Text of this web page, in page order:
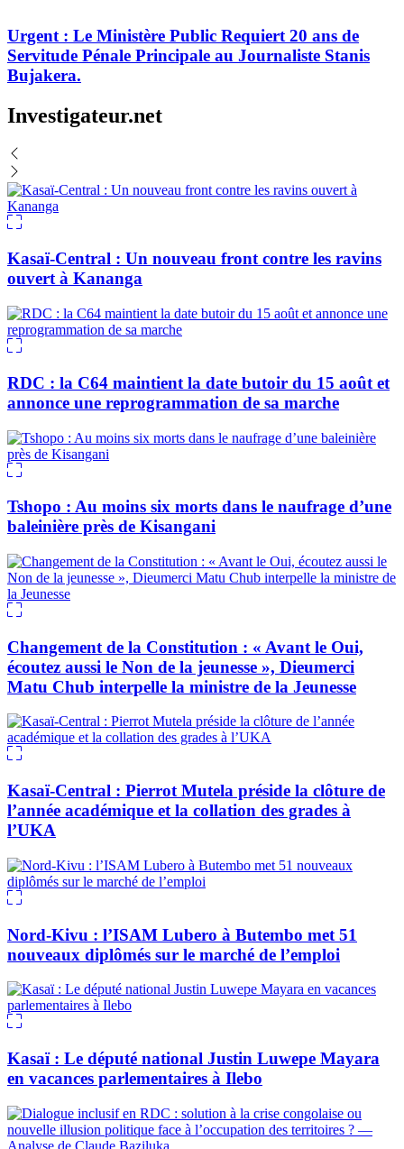
Urgent : Le Ministère Public Requiert 20 ans de
Servitude Pénale Principale au Journaliste Stanis
Bujakera.
Investigateur.net
Kasaï-Central : Un nouveau front contre les ravins
ouvert à Kananga
RDC : la C64 maintient la date butoir du 15 août et
annonce une reprogrammation de sa marche
Tshopo : Au moins six morts dans le naufrage d’une
baleinière près de Kisangani
Changement de la Constitution : « Avant le Oui,
écoutez aussi le Non de la jeunesse », Dieumerci
Matu Chub interpelle la ministre de la Jeunesse
Kasaï-Central : Pierrot Mutela préside la clôture de
l’année académique et la collation des grades à
l’UKA
Nord-Kivu : l’ISAM Lubero à Butembo met 51
nouveaux diplômés sur le marché de l’emploi
Kasaï : Le député national Justin Luwepe Mayara
en vacances parlementaires à Ilebo